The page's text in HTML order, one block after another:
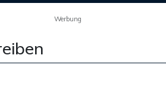
Werbung